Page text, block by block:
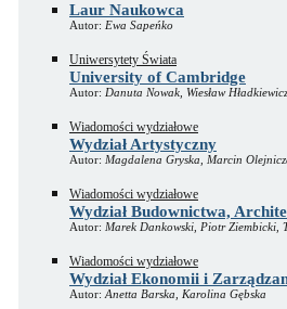
Laur Naukowca
Autor: Ewa Sapeńko
Uniwersytety Świata
University of Cambridge
Autor: Danuta Nowak, Wiesław Hładkiewicz
Wiadomości wydziałowe
Wydział Artystyczny
Autor: Magdalena Gryska, Marcin
Wiadomości wydziałowe
Wydział Budownictwa,
Autor: Marek Dankowski, Piotr Ziembicki,
Wiadomości wydziałowe
Wydział Ekonomii i
Autor: Anetta Barska, Karolina Gębska